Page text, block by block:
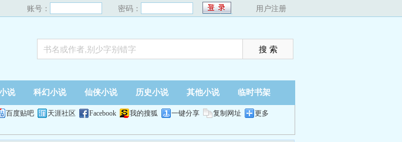
账号： 密码： 用户注册
说 科幻小说 仙侠小说 历史小说 其他小说 临时书架
百度贴吧 天涯社区 Facebook 我的搜狐 一键分享 复制网址 更多